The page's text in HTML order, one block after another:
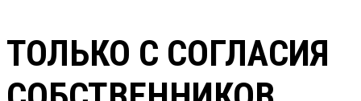
ТОЛЬКО С СОГЛАСИЯ